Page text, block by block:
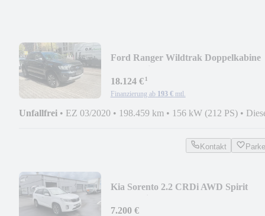
Ford Ranger Wildtrak Doppelkabine
18.124 €¹
Finanzierung ab 193 € mtl.
Unfallfrei • EZ 03/2020 • 198.459 km • 156 kW (212 PS) •
Kontakt
Kia Sorento 2.2 CRDi AWD Spirit
7.200 €